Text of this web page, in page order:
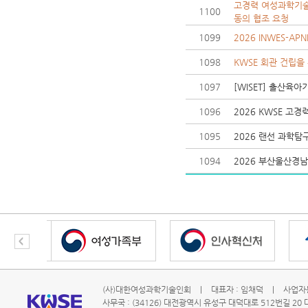
1100
고경력 여성과학기
동의 협조 요청
1099
2026 INWES-
1098 KWSE 회관 건립
1097 [WISET] 출산육아
1096 2026 KWSE 고경
1095 2026 랜선 과학탐
1094 2026 부산울산경
(사)대한여성과학기술인회 | 대표자 : 임채덕 |
사업
사무국 : (34126) 대전광역시 유성구 대덕대로 512번길 20